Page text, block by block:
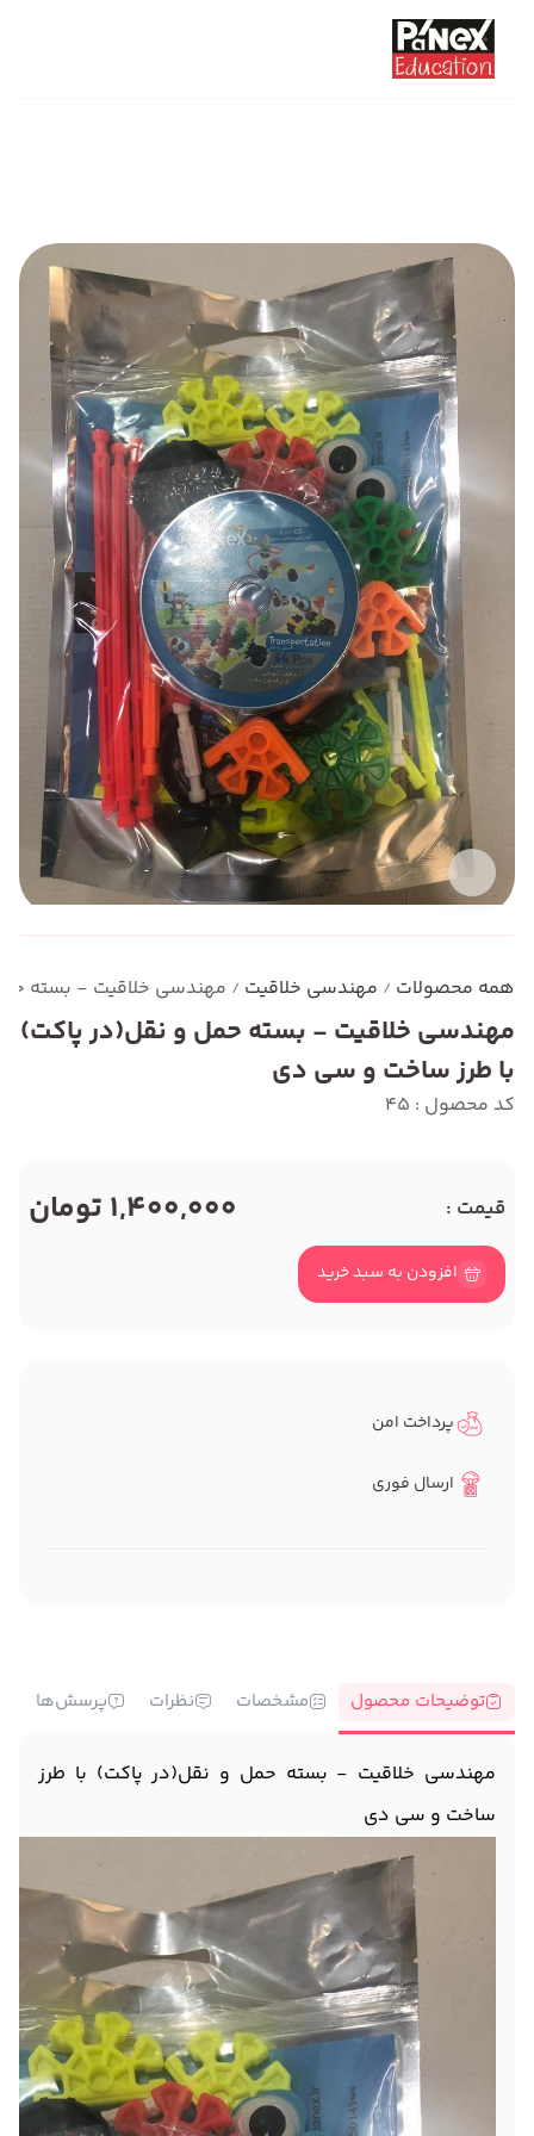
همه محصولات / مهندسی خلاقیت / مهندسی خلاقیت - بسته
مهندسی خلاقیت - بسته حمل و نقل(در پاکت)
با طرز ساخت و سی دی
کد محصول : 45
قیمت : 1,400,000 تومان
افزودن به سبد خرید
پرداخت امن
ارسال فوری
توضیحات محصول مشخصات نظرات پرسش‌ها
مهندسی خلاقیت - بسته حمل و نقل(در پاکت) با طرز
ساخت و سی دی